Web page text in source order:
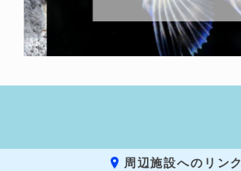
周辺施設へのリンク